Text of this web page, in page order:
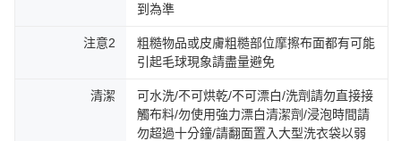
到為準
注意2
粗糙物品或皮膚粗糙部位摩擦布面都有可能
引起毛球現象請盡量避免
清潔
可水洗/不可烘乾/不可漂白/洗劑請勿直接接
觸布料/勿使用強力漂白清潔劑/浸泡時間請
勿超過十分鐘/請翻面置入大型洗衣袋以弱